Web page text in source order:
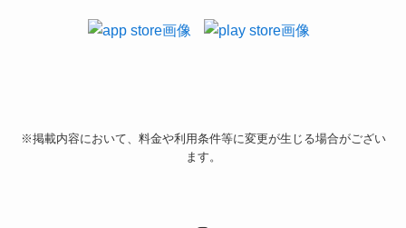
※掲載内容において、料金や利用条件等に変更が生じる場合がござい
ます。